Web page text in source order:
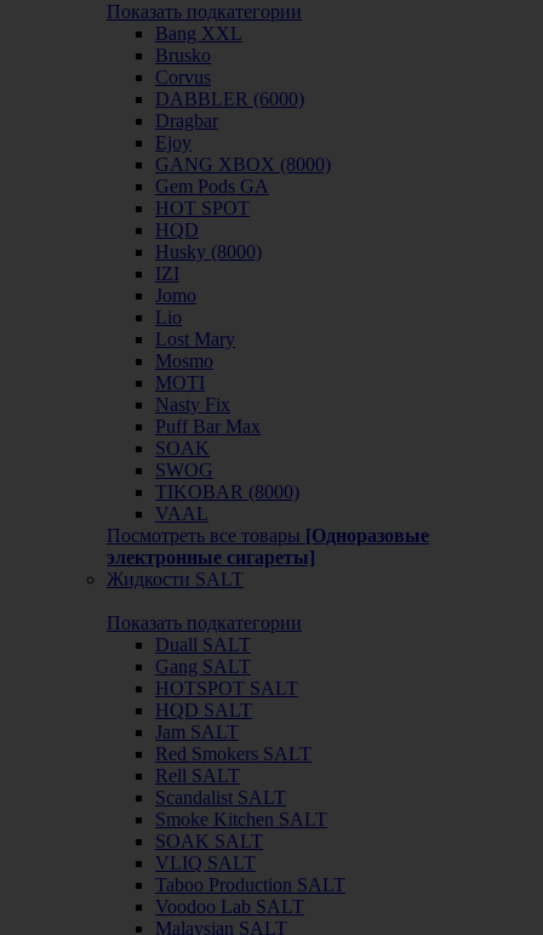
Показать подкатегории
Bang XXL
Brusko
Corvus
DABBLER (6000)
Dragbar
Ejoy
GANG XBOX (8000)
Gem Pods GA
HOT SPOT
HQD
Husky (8000)
IZI
Jomo
Lio
Lost Mary
Mosmo
MOTI
Nasty Fix
Puff Bar Max
SOAK
SWOG
TIKOBAR (8000)
VAAL
Посмотреть все товары [Одноразовые
электронные сигареты]
Жидкости SALT
Показать подкатегории
Duall SALT
Gang SALT
HOTSPOT SALT
HQD SALT
Jam SALT
Red Smokers SALT
Rell SALT
Scandalist SALT
Smoke Kitchen SALT
SOAK SALT
VLIQ SALT
Taboo Production SALT
Voodoo Lab SALT
Malaysian SALT